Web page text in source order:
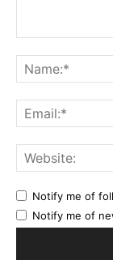
Notify me of
Notify me of